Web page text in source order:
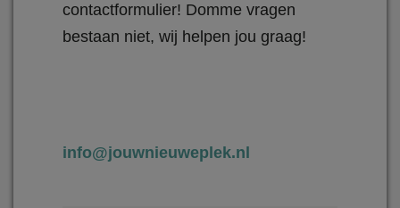
contactformulier! Domme vragen
bestaan niet, wij helpen jou graag!
info@jouwnieuweplek.nl